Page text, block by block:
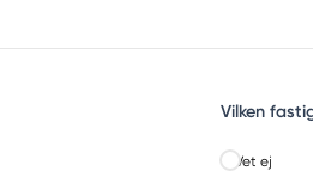
Vilken
Vet ej